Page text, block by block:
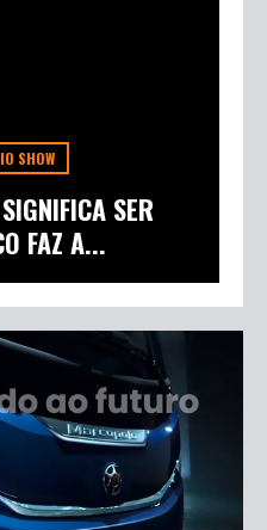
SHOW
SER
FAZ A...